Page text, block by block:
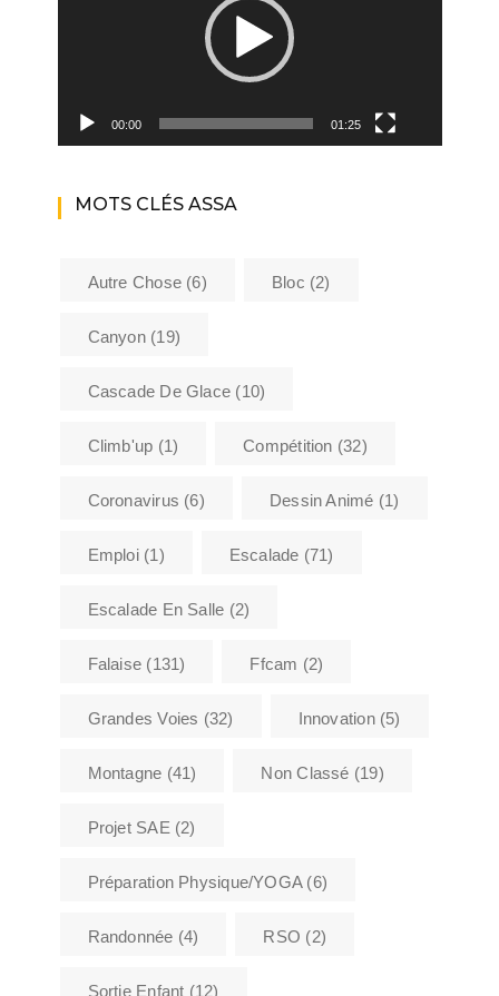
00:00 01:25
MOTS CLÉS ASSA
Autre Chose(6) Bloc (2)
Canyon(19)
Cascade De Glace (10)
Climb'up (1) Compétition (32)
Coronavirus (6) Dessin Animé (1)
Emploi(1) Escalade (71)
Escalade En Salle (2)
Falaise (131) Ffcam (2)
Grandes Voies (32) Innovation(5)
Montagne (41) Non Classé (19)
Projet SAE (2)
Préparation Physique/YOGA(6)
Randonnée (4) RSO (2)
Sortie Enfant (12)